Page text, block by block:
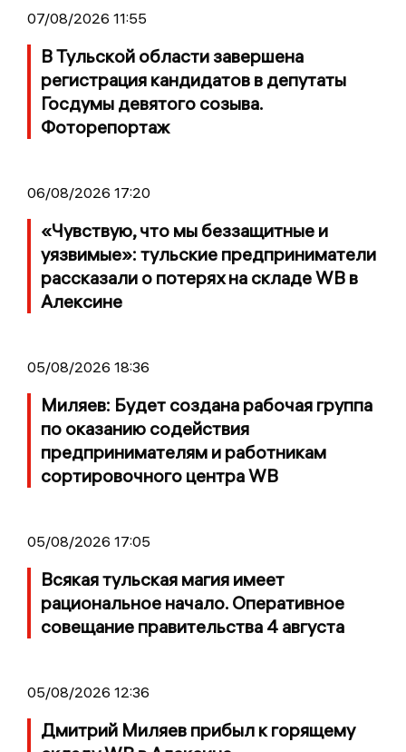
07/08/2026 11:55
В Тульской области завершена
регистрация кандидатов в депутаты
Госдумы девятого созыва.
Фоторепортаж
06/08/2026 17:20
«Чувствую, что мы беззащитные и
уязвимые»: тульские предприниматели
рассказали о потерях на складе WB в
Алексине
05/08/2026 18:36
Миляев: Будет создана рабочая группа
по оказанию содействия
предпринимателям и работникам
сортировочного центра WB
05/08/2026 17:05
Всякая тульская магия имеет
рациональное начало. Оперативное
совещание правительства 4 августа
05/08/2026 12:36
Дмитрий Миляев прибыл к горящему